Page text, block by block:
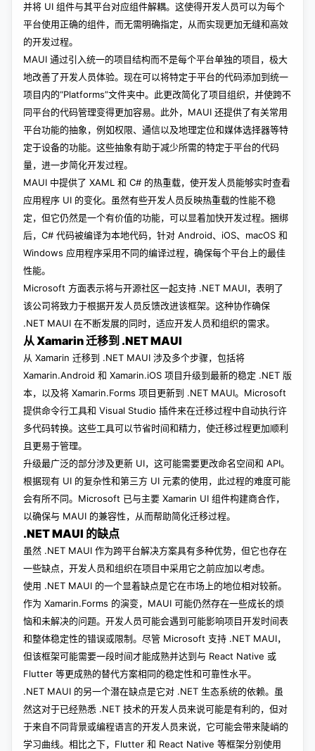
并将 UI 组件与其平台对应组件解耦。这使得开发人员可以为每个
平台使用正确的组件，而无需明确指定，从而实现更加无缝和高效
的开发过程。
MAUI 通过引入统一的项目结构而不是每个平台单独的项目，极大
地改善了开发人员体验。现在可以将特定于平台的代码添加到统一
项目内的“Platforms”文件夹中。此更改简化了项目组织，并使跨不
同平台的代码管理变得更加容易。此外，MAUI 还提供了有关常用
平台功能的抽象，例如权限、通信以及地理定位和媒体选择器等特
定于设备的功能。这些抽象有助于减少所需的特定于平台的代码
量，进一步简化开发过程。
MAUI 中提供了 XAML 和 C# 的热重载，使开发人员能够实时查看
应用程序 UI 的变化。虽然有些开发人员反映热重载的性能不稳
定，但它仍然是一个有价值的功能，可以显着加快开发过程。捆绑
后，C# 代码被编译为本地代码，针对 Android、iOS、macOS 和
Windows 应用程序采用不同的编译过程，确保每个平台上的最佳
性能。
Microsoft 方面表示将与开源社区一起支持 .NET MAUI，表明了
该公司将致力于根据开发人员反馈改进该框架。这种协作确保
.NET MAUI 在不断发展的同时，适应开发人员和组织的需求。
从 Xamarin 迁移到 .NET MAUI
从 Xamarin 迁移到 .NET MAUI 涉及多个步骤，包括将
Xamarin.Android 和 Xamarin.iOS 项目升级到最新的稳定 .NET 版
本，以及将 Xamarin.Forms 项目更新到 .NET MAUI。Microsoft
提供命令行工具和 Visual Studio 插件来在迁移过程中自动执行许
多代码转换。这些工具可以节省时间和精力，使迁移过程更加顺利
且更易于管理。
升级最广泛的部分涉及更新 UI，这可能需要更改命名空间和 API。
根据现有 UI 的复杂性和第三方 UI 元素的使用，此过程的难度可能
会有所不同。Microsoft 已与主要 Xamarin UI 组件构建商合作，
以确保与 MAUI 的兼容性，从而帮助简化迁移过程。
.NET MAUI 的缺点
虽然 .NET MAUI 作为跨平台解决方案具有多种优势，但它也存在
一些缺点，开发人员和组织在项目中采用它之前应加以考虑。
使用 .NET MAUI 的一个显着缺点是它在市场上的地位相对较新。
作为 Xamarin.Forms 的演变，MAUI 可能仍然存在一些成长的烦
恼和未解决的问题。开发人员可能会遇到可能影响项目开发时间表
和整体稳定性的错误或限制。尽管 Microsoft 支持 .NET MAUI，
但该框架可能需要一段时间才能成熟并达到与 React Native 或
Flutter 等更成熟的替代方案相同的稳定性和可靠性水平。
.NET MAUI 的另一个潜在缺点是它对 .NET 生态系统的依赖。虽
然这对于已经熟悉 .NET 技术的开发人员来说可能是有利的，但对
于来自不同背景或编程语言的开发人员来说，它可能会带来陡峭的
学习曲线。相比之下，Flutter 和 React Native 等框架分别使用